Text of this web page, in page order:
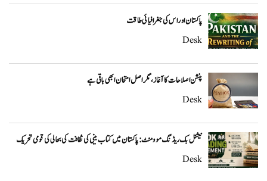
پاکستان اور اس کی جغرافیائی طاقت
Desk
پنشن اصلاحات کا آغاز، مگر اصل امتحان ابھی باقی ہے
Desk
نیشنل بک ریڈنگ موومنٹ: پاکستان میں کتاب بینی کی ثقافت کی بحالی کی قومی تحریک
Desk